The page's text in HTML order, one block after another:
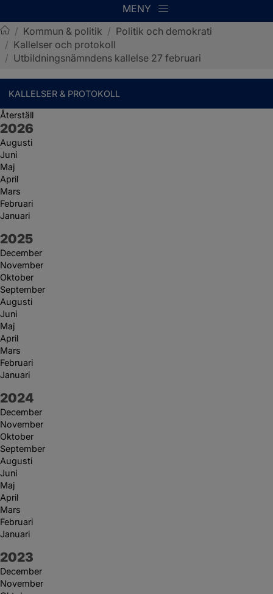
MENY
Sotenäs kommun
/ Kommun & politik / Politik och demokrati
/ Kallelser och protokoll
/ Utbildningsnämndens kallelse 27 februari
KALLELSER & PROTOKOLL
Återställ
År:
2026
Augusti
Juni
Maj
April
Mars
Februari
Januari
År:
2025
December
November
Oktober
September
Augusti
Juni
Maj
April
Mars
Februari
Januari
År:
2024
December
November
Oktober
September
Augusti
Juni
Maj
April
Mars
Februari
Januari
År:
2023
December
November